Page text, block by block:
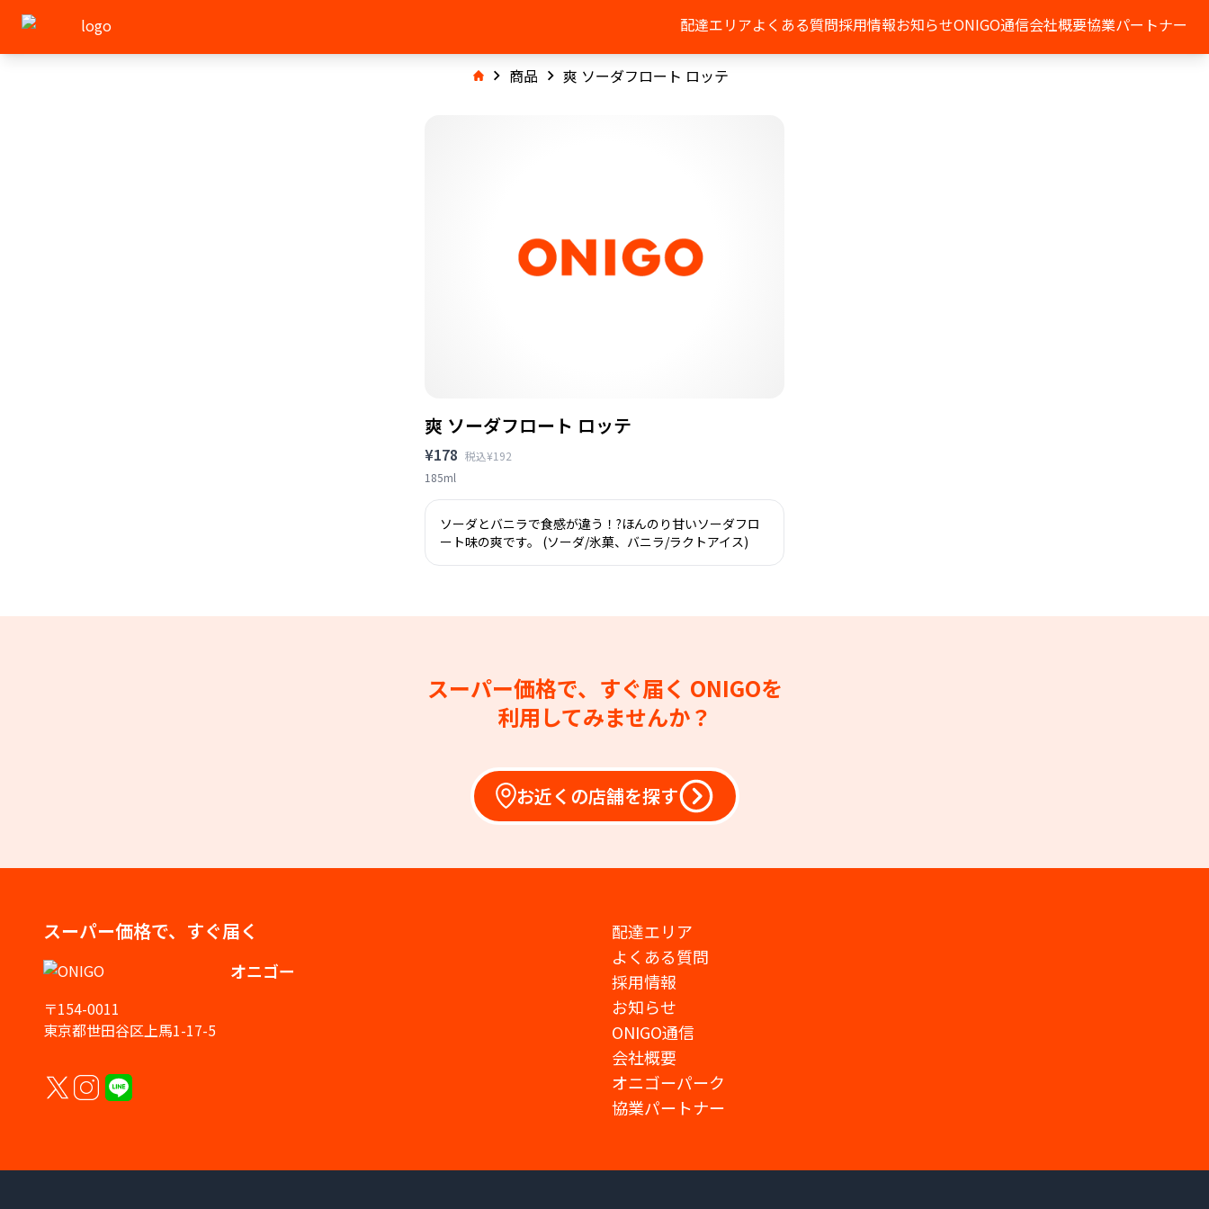
配達エリアよくある質問採用情報お知らせONIGO通信会社概要協業パートナー
商品 爽 ソーダフロート ロッテ
爽 ソーダフロート ロッテ
¥178 税込¥192
185ml
ソーダとバニラで食感が違う！?ほんのり甘いソーダフロ
ート味の爽です。 (ソーダ/氷菓、バニラ/ラクトアイス)
スーパー価格で、すぐ届く ONIGOを
利用してみませんか？
お近くの店舗を探す
スーパー価格で、すぐ届く
オニゴー
〒154-0011
東京都世田谷区上馬1-17-5
配達エリア
よくある質問
採用情報
お知らせ
ONIGO通信
会社概要
オニゴーパーク
協業パートナー